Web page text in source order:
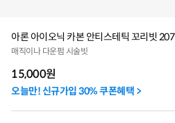
아론 아이오닉 카본 안티스테틱 꼬리빗 207
매직이나 다운펌 시술빗
15,000원
오늘만! 신규가입 30% 쿠폰혜택 >